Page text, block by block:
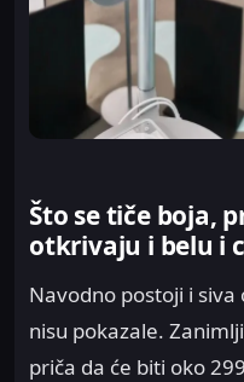
Što se tiče boja,
otkrivaju i belu i
Navodno postoji i
nisu pokazale.
priča da će biti oko